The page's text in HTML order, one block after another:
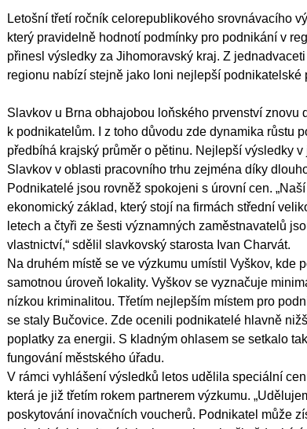
Letošní třetí ročník celorepublikového srovnávacího
který pravidelně hodnotí podmínky pro podnikání v
přinesl výsledky za Jihomoravský kraj. Z
regionu nabízí stejně jako loni nejlepší podnikatelské
Slavkov u Brna obhajobou loňského prvenství znovu
k podnikatelům. I z toho důvodu zde dynamika růstu
předbíhá krajský průměr o pětinu. Nejlepší výsledky
Slavkov v oblasti pracovního trhu zejména díky
Podnikatelé jsou rovněž spokojeni s úrovní cen.
ekonomický základ, který stojí na firmách střední
letech a čtyři ze šesti významných zaměstnavatelů
vlastnictví,“ sdělil slavkovský starosta Ivan Charvát.
Na druhém místě se ve výzkumu umístil Vyškov, kde
samotnou úroveň lokality. Vyškov se vyznačuje
nízkou kriminalitou. Třetím nejlepším místem pro
se staly Bučovice. Zde ocenili podnikatelé hlavně
poplatky za energii. S kladným ohlasem se setkalo
fungování městského úřadu.
V rámci vyhlášení výsledků letos udělila speciální
která je již třetím rokem partnerem výzkumu.
poskytování inovačních voucherů. Podnikatel může
Brno je městem
restaurace,
místem, kde si
různé kasinové
metropoli
návštěvníky, tak pro příležitostné hráče. V...